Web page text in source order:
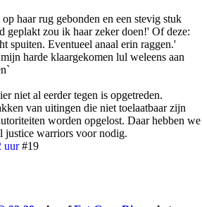
haar rug gebonden en een stevig stuk
geplakt zou ik haar zeker doen!' Of deze:
spuiten. Eventueel anaal erin raggen.'
harde klaargekomen lul weleens aan
niet al eerder tegen is opgetreden.
van uitingen die niet toelaatbaar zijn
worden opgelost. Daar hebben we
justice warriors voor nodig.
uur #19